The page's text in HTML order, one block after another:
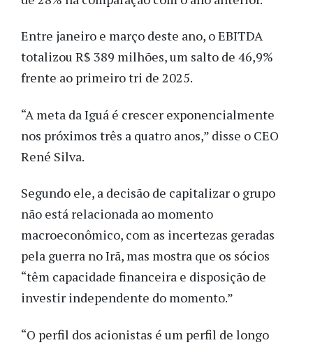
Entre janeiro e março deste ano, o EBITDA
totalizou R$ 389 milhões, um salto de 46,9%
frente ao primeiro tri de 2025.
“A meta da Iguá é crescer exponencialmente
nos próximos três a quatro anos,” disse o CEO
René Silva.
Segundo ele, a decisão de capitalizar o grupo
não está relacionada ao momento
macroeconômico, com as incertezas geradas
pela guerra no Irã, mas mostra que os sócios
“têm capacidade financeira e disposição de
investir independente do momento.”
“O perfil dos acionistas é um perfil de longo